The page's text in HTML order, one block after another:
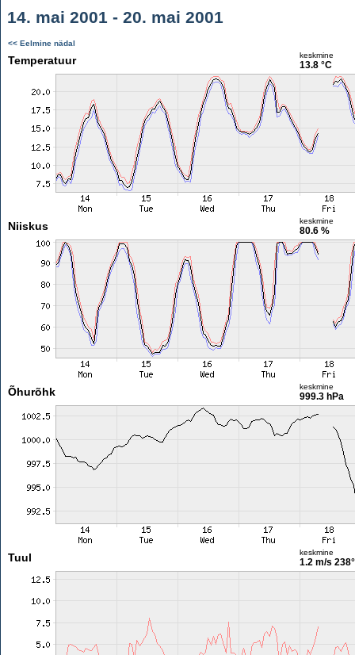
14. mai 2001 - 20. mai 2001
<< Eelmine nädal
Temperatuur keskmine
13.8 °C
Niiskus keskmine
80.6 %
Õhurõhk keskmine
999.3 hPa
Tuul keskmine
1.2 m/s 238°